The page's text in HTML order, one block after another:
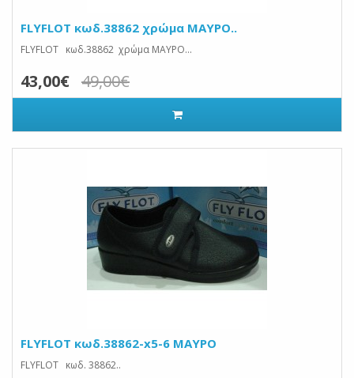
FLYFLOT κωδ.38862 χρώμα ΜΑΥΡΟ..
FLYFLOT κωδ.38862 χρώμα ΜΑΥΡΟ...
43,00€ 49,00€
FLYFLOT κωδ.38862-x5-6 ΜΑΥΡΟ
FLYFLOT κωδ. 38862..